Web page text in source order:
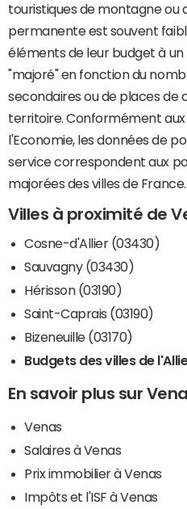
touristiques de montagne ou
permanente est souvent
éléments de leur budget à
"majoré" en fonction du
secondaires ou de places de
territoire. Conformément
l'Economie, les données de
service correspondent aux
majorées des villes de France.
Villes à proximité de
Cosne-d'Allier (03430)
Sauvagny (03430)
Hérisson (03190)
Saint-Caprais (03190)
Bizeneuille (03170)
Budgets des villes de
En savoir plus sur
Venas
Salaires à Venas
Prix immobilier à Venas
Impôts et l'ISF à Venas